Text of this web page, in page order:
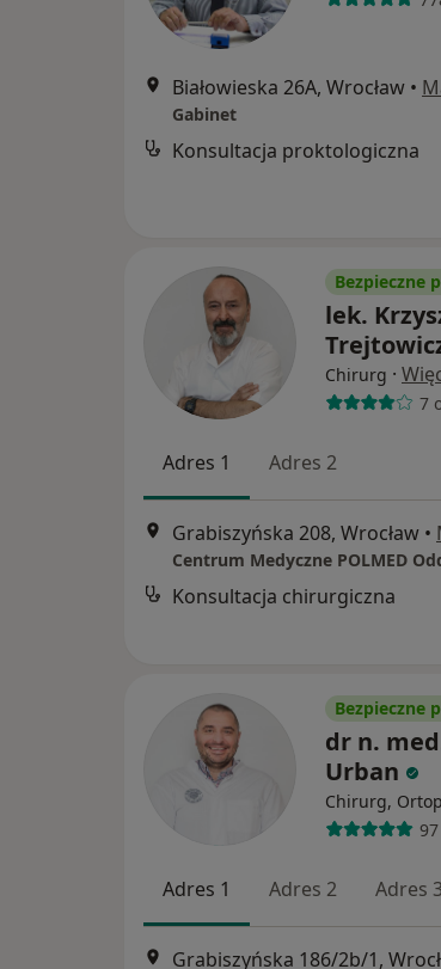
Białowieska 26A, Wrocław •
Gabinet
Konsultacja proktologiczna
Bezpieczne
lek.
Chirurg ·
7
Adres 1 Adres 2
Grabiszyńska 208, Wrocław •
Centrum Medyczne POLMED
Konsultacja chirurgiczna
Bezpieczne
dr n.
Urban
Chirurg,
Adres 1 Adres 2 Adres 3
Grabiszyńska 186/2b/1,